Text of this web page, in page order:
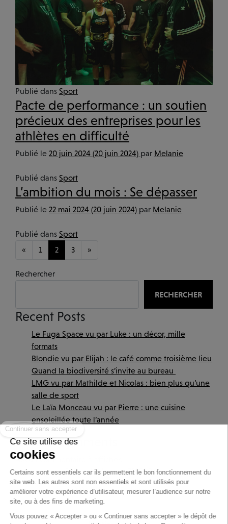
32 Rue de Monceau 75008 Paris
© Capital 8 – Invesco
Publié dans Sport
Pacte de performance : un soutien
précieux des entreprises pour les
athlètes en difficulté
Publié le 20 juin 2024 (20 juin 2024) par Melanie
Publié dans Sport
L’ambition du mois : Se dépasser
Publié le 22 mai 2024 (20 juin 2024) par Melanie
Publié dans Sport
Navigation dans les articles
« 1 2 3 »
Rechercher
RECHERCHER
Recent Posts
Le Fuga Space vu par Luke : un décor, mille
formats
Blondie vu par Elijah : le café comme troisième lieu
Quand la biodiversité s’invite au bureau
LMG vu par Mathilde et Nicolas : bien plus qu’une
salle de sport
Le Laïa Monceau vu par Pierre : une cuisine
ensoleillée toute l’année
Recent Comments
Aucun commentaire à afficher.
32 Rue de Monceau 75008 Paris
2026 © Capital 8 – Invesco
Continuer sans accepter
Ce site utilise des
cookies
Certains sont essentiels car ils permettent le bon fonctionnement du
site web. Les autres sont non essentiels et sont utilisés pour
améliorer votre expérience d’utilisateur, mesurer l’audience sur notre
site, ou à des fins de marketing.
Vous pouvez « Accepter » ou « Continuer sans accepter » le dépôt de